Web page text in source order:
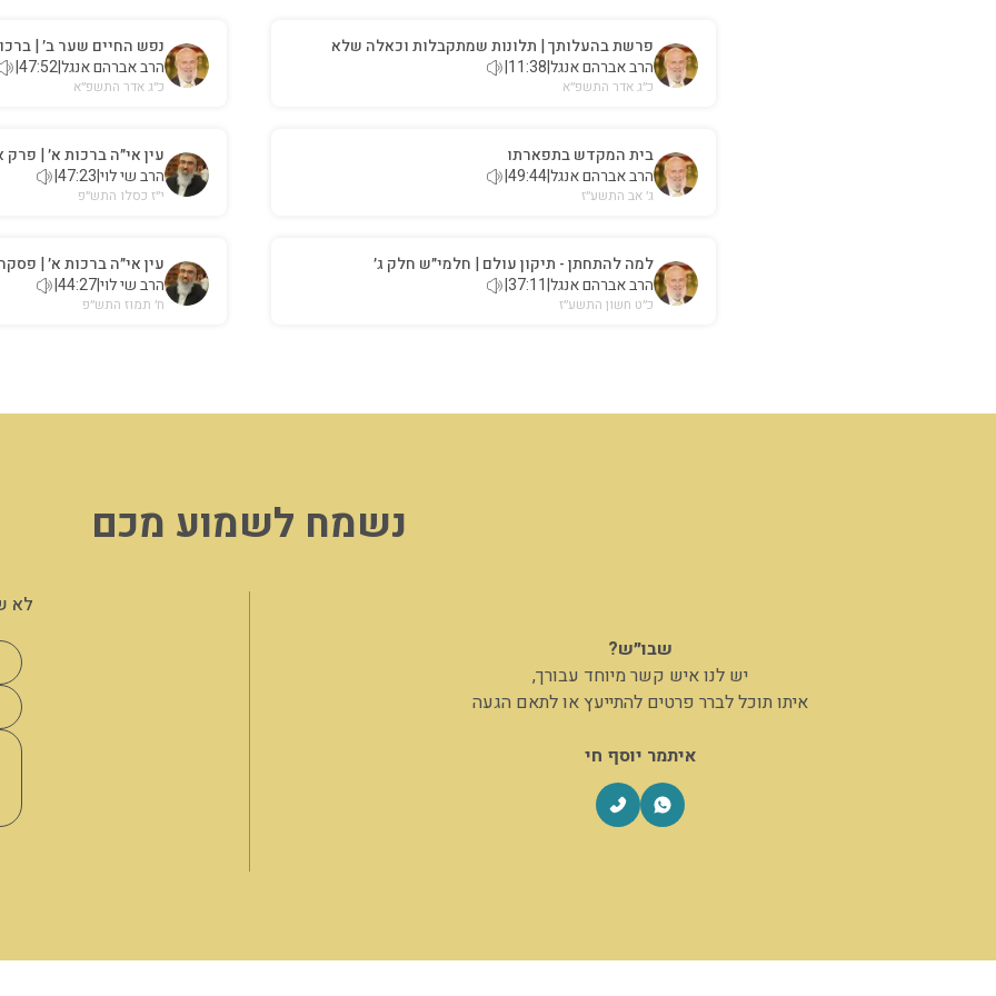
פרשת בהעלותך | תלונות שמתקבלות וכאלה שלא
הרב אברהם אנגל|
11:38
|
כ״ג אדר התשפ״א
נפש החיים שער ב׳ |
הרב אברהם אנגל|
47:52
|
כ״ג אדר התשפ״א
בית המקדש בתפארתו
הרב אברהם אנגל|
49:44
|
ג׳ אב התשע״ז
עין אי״ה ברכות א׳ |
הרב שי לוי|
47:23
|
י״ז כסלו התש״פ
למה להתחתן - תיקון עולם | חלמי״ש חלק ג׳
הרב אברהם אנגל|
37:11
|
כ״ט חשון התשע״ז
עין אי״ה ברכות א׳ |
הרב שי לוי|
44:27
|
ח׳ תמוז התש״פ
נשמח לשמוע מכם
שבו״ש?
יש לנו איש קשר מיוחד עבורך,
איתו תוכל לברר פרטים להתייעץ או לתאם הגעה
איתמר יוסף חי
לא